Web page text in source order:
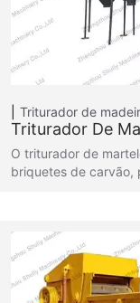
Triturador de
Triturador De
O triturador de
briquetes de carvão,